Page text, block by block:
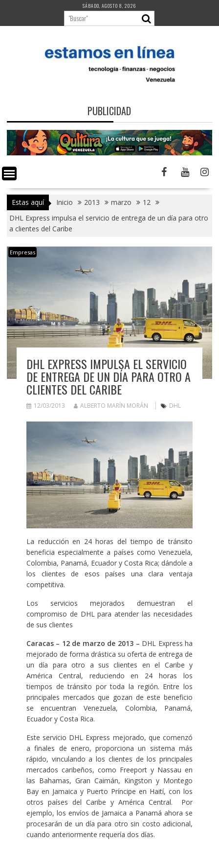
contenido
SÁBADO, AGOSTO 8, 2026
PUBLICIDAD
Estas aquí Inicio 2013 marzo
12
DHL Express impulsa el servicio de entrega de un día para otro
a clientes del Caribe
Empresas
DHL EXPRESS IMPULSA EL SERVICIO
DE ENTREGA DE UN DÍA PARA OTRO A
CLIENTES DEL CARIBE
12/03/2013 ALBERTO MARÍN MORÁN DHL
La reducción en 24 horas del tiempo de tránsito
beneficia especialmente a países como Venezuela,
Colombia, Panamá, Ecuador y Costa Rica; dándole a
los clientes de esos países una clara ventaja
competitiva.
Los servicios mejorados demuestran el
compromiso de DHL para atender las necesidades
de sus clientes
Caracas – 12 de marzo de 2013 – DHL Express ha
mejorado de forma drástica su oferta de entrega de
un día para otro a sus clientes en el Caribe y
América Central, reduciendo en 24 horas los
tiempos de tránsito por toda la región. Entre los
principales mercados que gozan de este beneficio
se encuentran Venezuela, Colombia, Panamá,
Ecuador y Costa Rica.
Este servicio DHL Express mejorado, que comenzó
a finales de enero, proporciona un sistema más
rápido, vinculando a los clientes de los principales
mercados caribeños, como Freeport y Nassau en
las Bahamas, Gran Caimán, Kingston y Montego
Bay en Jamaica y Puerto Príncipe en Haití, con los
otros países del Caribe y América Central. Por
ejemplo, los envíos de Jamaica a Panamá ahora se
procesarán de un día para otro sin costo adicional,
cuando anteriormente requería dos días.